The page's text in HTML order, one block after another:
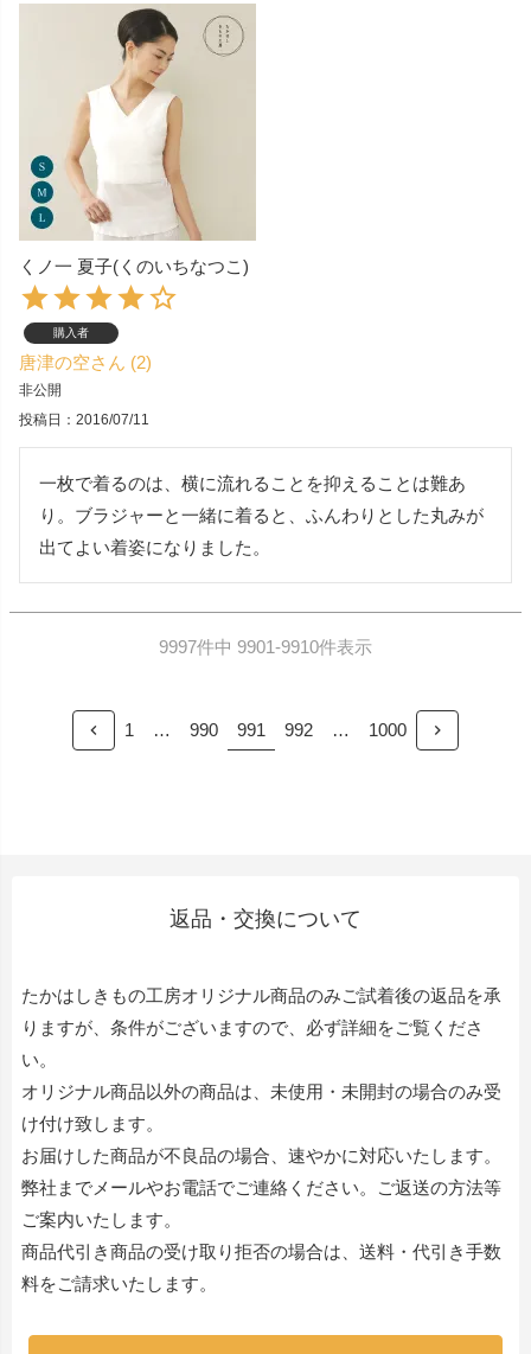
くノ一 夏子(くのいちなつこ)
購入者
唐津の空 2
非公開
投稿日
2016/07/11
一枚で着るのは、横に流れることを抑えることは難あ
り。ブラジャーと一緒に着ると、ふんわりとした丸みが
出てよい着姿になりました。
9997件中 9901-9910件表示
1 … 990 991 992 … 1000
返品・交換について
たかはしきもの工房オリジナル商品のみご試着後の返品を承
りますが、条件がございますので、必ず詳細をご覧くださ
い。
オリジナル商品以外の商品は、未使用・未開封の場合のみ受
け付け致します。
お届けした商品が不良品の場合、速やかに対応いたします。
弊社までメールやお電話でご連絡ください。ご返送の方法等
ご案内いたします。
商品代引き商品の受け取り拒否の場合は、送料・代引き手数
料をご請求いたします。